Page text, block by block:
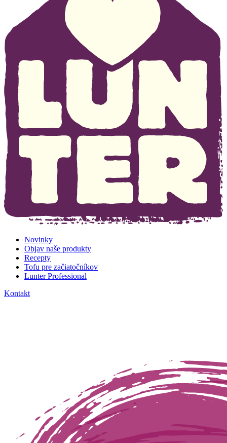
Novinky
Objav naše produkty
Recepty
Tofu pre začiatočníkov
Lunter Professional
Kontakt